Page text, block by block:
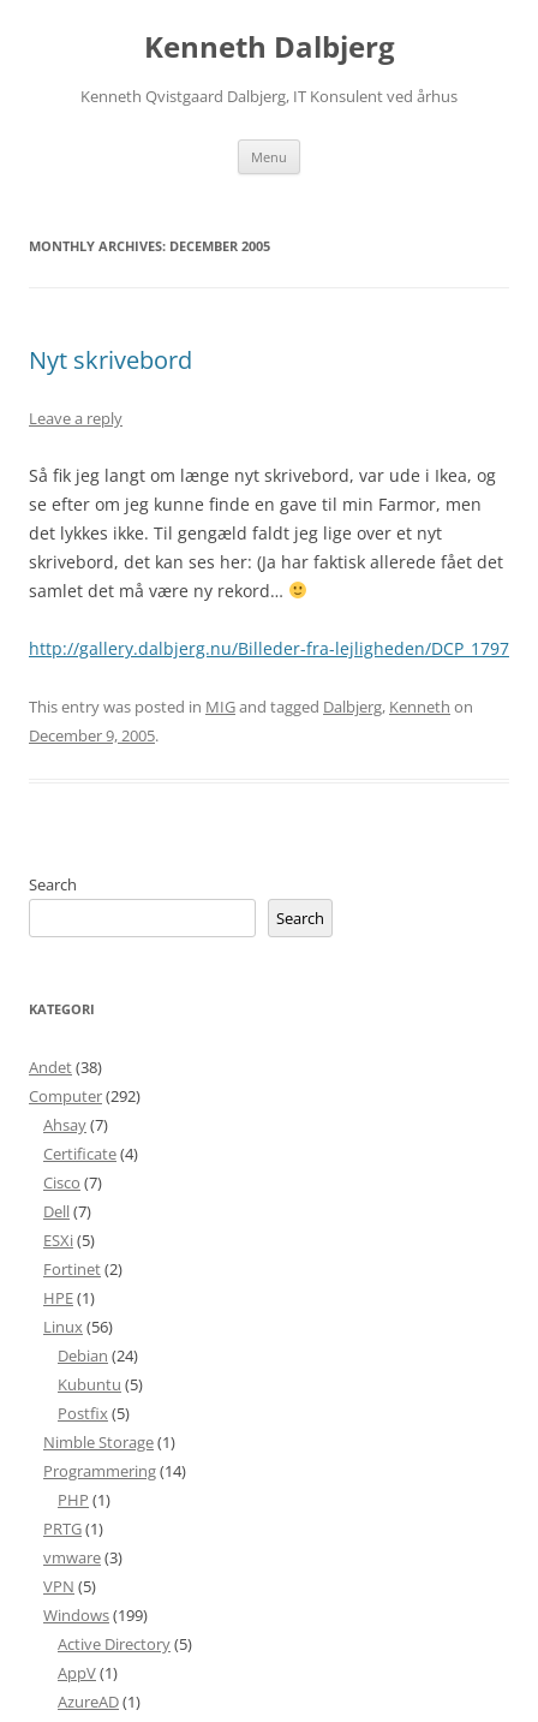
Kenneth Dalbjerg
Kenneth Qvistgaard Dalbjerg, IT Konsulent ved århus
Menu
MONTHLY ARCHIVES: DECEMBER 2005
Nyt skrivebord
Leave a reply
Så fik jeg langt om længe nyt skrivebord, var ude i Ikea, og
se efter om jeg kunne finde en gave til min Farmor, men
det lykkes ikke. Til gengæld faldt jeg lige over et nyt
skrivebord, det kan ses her: (Ja har faktisk allerede fået det
samlet det må være ny rekord…
http://gallery.dalbjerg.nu/Billeder-fra-lejligheden/DCP_1797
This entry was posted in MIGand tagged Dalbjerg, Kenneth on
December 9, 2005.
Search
Search
KATEGORI
Andet(38)
Computer(292)
Ahsay(7)
Certificate(4)
Cisco (7)
Dell(7)
ESXi(5)
Fortinet(2)
HPE(1)
Linux(56)
Debian (24)
Kubuntu (5)
Postfix(5)
Nimble Storage(1)
Programmering(14)
PHP (1)
PRTG(1)
vmware(3)
VPN (5)
Windows(199)
Active Directory(5)
AppV(1)
AzureAD(1)